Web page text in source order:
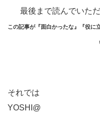
最後まで読んでいた
この記事が『面白かったな』『役に
それでは
YOSHI@